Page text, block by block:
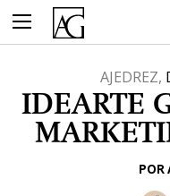
contenido
AJEDREZ,
IDEARTE
POR